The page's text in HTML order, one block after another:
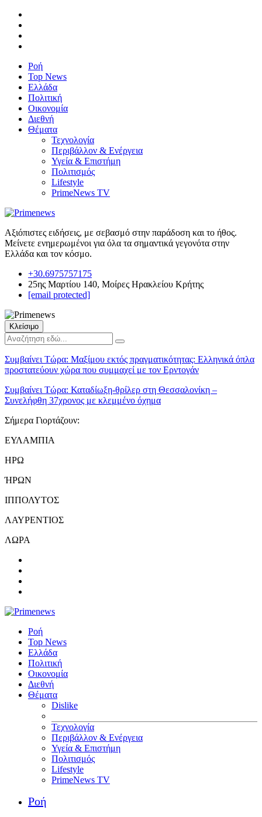
Ροή
Top News
Ελλάδα
Πολιτική
Οικονομία
Διεθνή
Θέματα
Τεχνολογία
Περιβάλλον & Ενέργεια
Υγεία & Επιστήμη
Πολιτισμός
Lifestyle
PrimeNews TV
Αξιόπιστες ειδήσεις, με σεβασμό στην παράδοση και το ήθος.
Μείνετε ενημερωμένοι για όλα τα σημαντικά γεγονότα στην
Ελλάδα και τον κόσμο.
+30.6975757175
25ης Μαρτίου 140, Μοίρες Ηρακλείου Κρήτης
[email protected]
Κλείσιμο
Συμβαίνει Τώρα: Μαξίμου εκτός πραγματικότητας: Ελληνικά όπλα
προστατεύουν χώρα που συμμαχεί με τον Ερντογάν
Συμβαίνει Τώρα: Καταδίωξη-θρίλερ στη Θεσσαλονίκη –
Συνελήφθη 37χρονος με κλεμμένο όχημα
Σήμερα Γιορτάζουν:
ΕΥΛΑΜΠΙΑ
ΗΡΩ
ΉΡΩΝ
ΙΠΠΟΛΥΤΟΣ
ΛΑΥΡΕΝΤΙΟΣ
ΛΩΡΑ
Ροή
Top News
Ελλάδα
Πολιτική
Οικονομία
Διεθνή
Θέματα
Dislike
Τεχνολογία
Περιβάλλον & Ενέργεια
Υγεία & Επιστήμη
Πολιτισμός
Lifestyle
PrimeNews TV
Ροή